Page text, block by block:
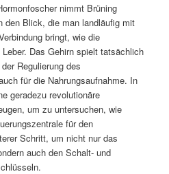
nimmt Brüning
den Blick, die man landläufig mit
bringt, wie die
Das Gehirn spielt tatsächlich
Regulierung des
für die Nahrungsaufnahme. In
geradezu revolutionäre
um zu untersuchen, wie
für den
Schritt, um nicht nur das
auch den Schalt- und